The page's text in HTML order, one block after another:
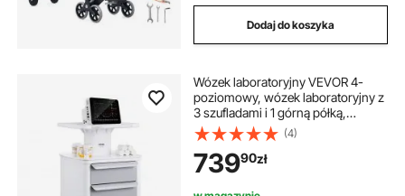
Dodaj do koszyka
Wózek laboratoryjny VEVOR 4-
poziomowy, wózek laboratoryjny z
3 szufladami i 1 górną półką,
mobilny wózek medyczny
wykonany z tworzywa ABS, wózek
laboratoryjny na kółkach z 4
cichymi kółkami do laboratorium,
kliniki, szpitala, salonu, biały
(4)
73990zł